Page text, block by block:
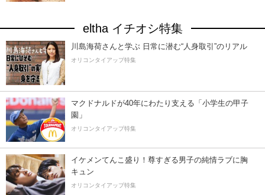
eltha イチオシ特集
川島海荷さんと学ぶ 日常に潜む“人身取引”のリアル
オリコンタイアップ特集
マクドナルドが40年にわたり支える「小学生の甲子
園」
オリコンタイアップ特集
イケメンてんこ盛り！尊すぎる男子の純情ラブに胸
キュン
オリコンタイアップ特集